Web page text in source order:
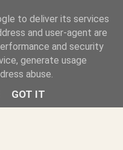
откъси, нови книги
10:00–19:00 ·
to deliver its services
and user-agent are
and security
generate usage
abuse.
GOT IT